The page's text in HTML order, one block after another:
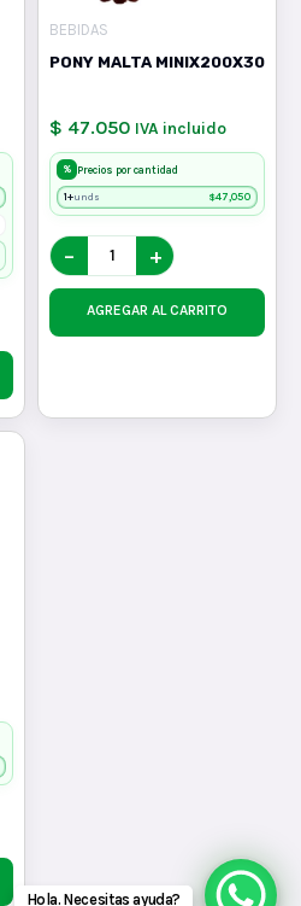
BEBIDAS
PONY MALTA MINIX200X30
$ 47.050 IVA incluido
% Precios por cantidad
1+unds $47,050
− +
AGREGAR AL CARRITO
Hola. Necesitas ayuda?